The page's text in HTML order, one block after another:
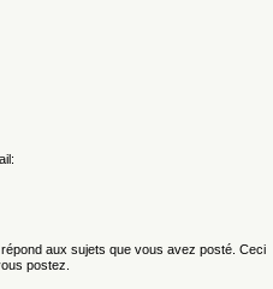
aux sujets que vous avez posté. Ceci
postez.